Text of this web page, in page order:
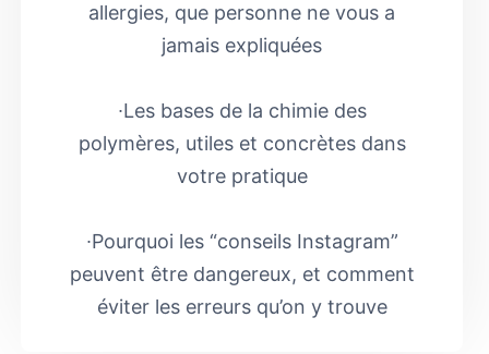
allergies, que personne ne vous a
jamais expliquées
∙Les bases de la chimie des
polymères, utiles et concrètes dans
votre pratique
∙Pourquoi les “conseils Instagram”
peuvent être dangereux, et comment
éviter les erreurs qu’on y trouve